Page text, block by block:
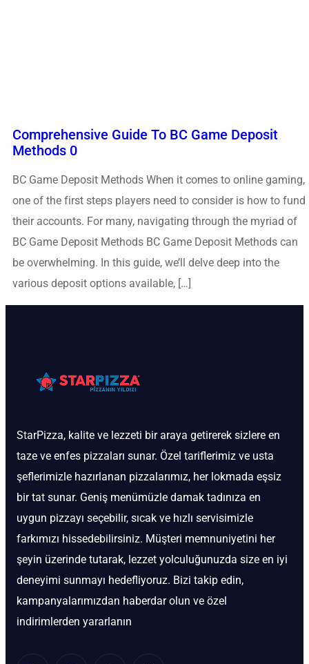
Comprehensive Guide To BC Game Deposit
Methods 0
BC Game Deposit Methods When it comes to online gaming,
one of the first steps players need to consider is how to fund
their accounts. For many, navigating through the myriad of
BC Game Deposit Methods BC Game Deposit Methods can
be overwhelming. In this guide, we’ll delve deep into the
various deposit options available, […]
StarPizza, kalite ve lezzeti bir araya getirerek sizlere en
taze ve enfes pizzaları sunar. Özel tariflerimiz ve usta
şeflerimizle hazırlanan pizzalarımız, her lokmada eşsiz
bir tat sunar. Geniş menümüzle damak tadınıza en
uygun pizzayı seçebilir, sıcak ve hızlı servisimizle
farkımızı hissedebilirsiniz. Müşteri memnuniyetini her
şeyin üzerinde tutarak, lezzet yolculuğunuzda size en iyi
deneyimi sunmayı hedefliyoruz. Bizi takip edin,
kampanyalarımızdan haberdar olun ve özel
indirimlerden yararlanın